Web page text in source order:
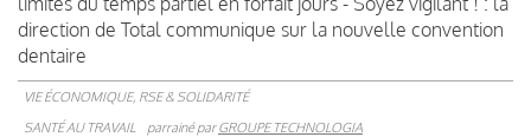
direction de Total communique sur la nouvelle convention
dentaire
VIE ÉCONOMIQUE, RSE & SOLIDARITÉ
SANTÉ AU TRAVAIL
parrainé parGROUPE TECHNOLOGIA